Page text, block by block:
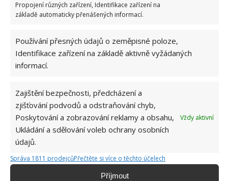
Propojení různých zařízení, Identifikace zařízení na
základě automaticky přenášených informací.
Používání přesných údajů o zeměpisné poloze,
Identifikace zařízení na základě aktivně vyžádaných
informací.
Zajištění bezpečnosti, předcházení a
zjišťování podvodů a odstraňování chyb,
Poskytování a zobrazování reklamy a obsahu,
Ukládání a sdělování voleb ochrany osobních
údajů.
Vždy aktivní
Správa 1811 prodejcůPřečtěte si více o těchto účelech
Příjmout
Fotografie: Pixabay
Agrotechničtí vědci provádějí výzkum nových odrůd
zatím příliš nedaří, i kdyžvědecké studie a
pokroky v rostlinolékařstvíhrají důležitou roli v
rozvoji efektivních metod ochrany a zajištění
udržitelné produkce zeleniny. Na BydlímeÚtulně
jsme napsali i o tom,
s mandelinkoua brambory uchránit.